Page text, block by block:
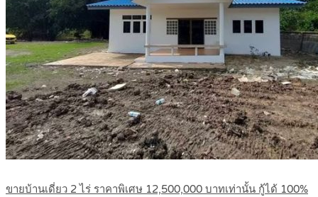
ขายบ้านเดี่ยว 2 ไร่ ราคาพิเศษ 12,500,000 บาทเท่านั้น กู้ได้ 100%